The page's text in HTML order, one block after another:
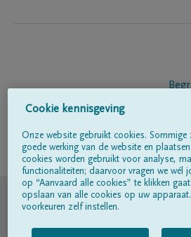
Volg ons op
© DELA
Cookie kennisgeving
Onze website gebruikt cookies.
goede werking van de website en
cookies worden gebruikt voor analyse,
functionaliteiten; daarvoor vragen we wél
op “Aanvaard alle cookies” te klikken
opslaan van alle cookies op uw
voorkeuren zelf instellen.